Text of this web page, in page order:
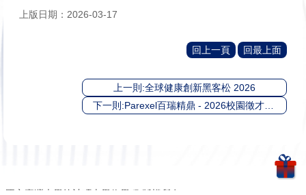
上版日期：2026-03-17
回上一頁 回最上面
上一則:全球健康創新黑客松 2026